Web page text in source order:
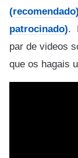
(recomendado)
patrocinado).
par de videos
que os hagais